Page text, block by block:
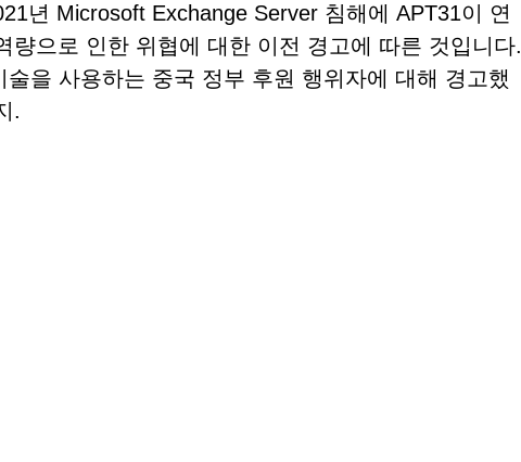
년 Microsoft Exchange Server 침해에 APT31이 연
으로 인한 위협에 대한 이전 경고에 따른 것입니다.
을 사용하는 중국 정부 후원 행위자에 대해 경고했
.